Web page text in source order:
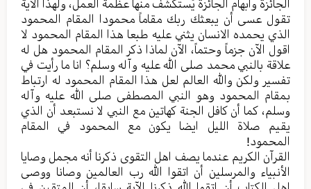
الجائزة وابهام الجائزة یُستکشف منها عظمة العمل، ولهذا الآیة
تقول عسی أن یبعثك ربك مقاماً محمودا المقام المحمود
الذي یحمده الانسان یثني علیه طبعا هذا المقام المحمود لا
اقول الآن جزماً وحتماً، الآن لماذا ذکر المقام المحمود هل له
علاقة بالنبي محمد صلی الله علیه وآله وسلم؟ انا ما رأيت في
تفسیر ولکن والله العالم لعل هذا المقام المحمود له ارتباط
بمقام المحمود وهو النبي المصطفی صلی الله علیه وآله
وسلم، کما أن کافل الجنة کهاتین مع النبي لا نستبعد أن الذي
یقیم صلاة اللیل ایضا یکون مع المحمود في المقام
المحمود!
القرآن الکریم عندما یصف اهل التقوی ذکرنا أنه مجمل وصایا
الأنبیاء والمرسلین أن اتقوا الله رب العالمین وصانا ووصی